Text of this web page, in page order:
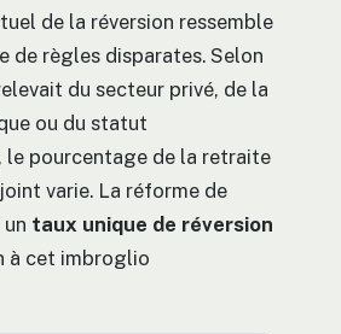
de la réversion ressemble
de règles disparates. Selon
du secteur privé, de la
ou du statut
le pourcentage de la retraite
varie. La réforme de
taux unique de réversion
à cet imbroglio